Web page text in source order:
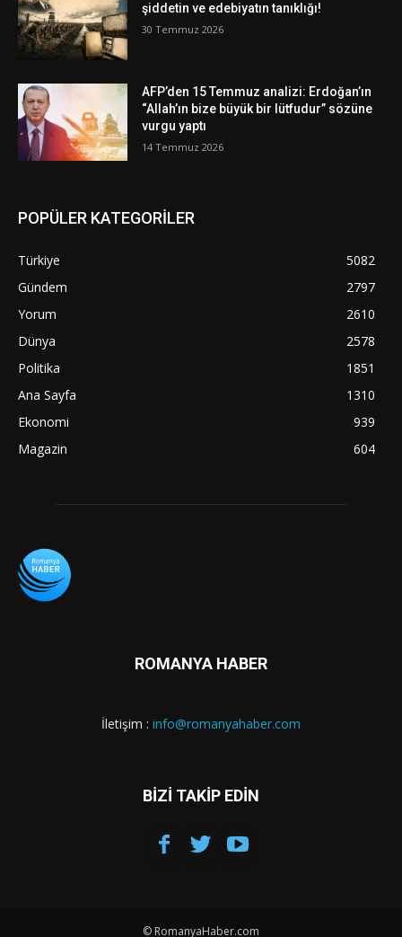
şiddetin ve edebiyatın tanıklığı!
30 Temmuz 2026
AFP’den 15 Temmuz analizi: Erdoğan’ın
“Allah’ın bize büyük bir lütfudur” sözüne
vurgu yaptı
14 Temmuz 2026
POPÜLER KATEGORİLER
Türkiye
5082
Gündem
2797
Yorum
2610
Dünya
2578
Politika
1851
Ana Sayfa
1310
Ekonomi
939
Magazin
604
ROMANYA HABER
İletişim : info@romanyahaber.com
BİZİ TAKİP EDİN
© RomanyaHaber.com